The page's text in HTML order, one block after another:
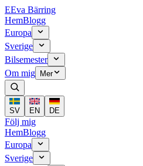
EEva Bärring
HemBlogg
Europa
Sverige
Bilsemester
Om mig
Mer
SV EN DE
Följ mig
HemBlogg
Europa
Sverige